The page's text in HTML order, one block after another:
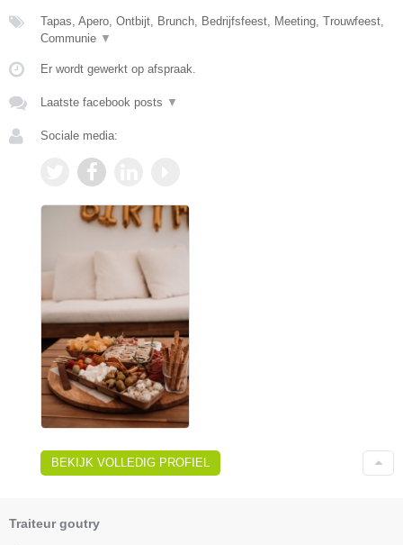
Tapas, Apero, Ontbijt, Brunch, Bedrijfsfeest, Meeting, Trouwfeest,
Communie ▼
Er wordt gewerkt op afspraak.
Laatste facebook posts ▼
Sociale media:
BEKIJK VOLLEDIG PROFIEL
Traiteur goutry